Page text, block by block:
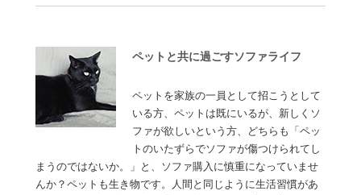
ペットと共に過ごすソファライフ
ペットを家族の一員として招こうとして
いる方、ペットは既にいるが、新しくソ
ファが欲しいという方、どちらも「ペッ
トのいたずらでソファが傷つけられてし
まうのではないか。」と、ソファ購入に慎重になっていませ
んか？ペットも生き物です。人間と同じように生活習慣があ